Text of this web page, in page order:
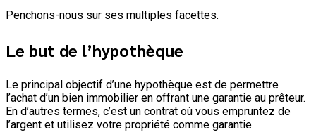
Penchons-nous sur ses multiples facettes.
Le but de l’hypothèque
Le principal objectif d’une hypothèque est de permettre
l’achat d’un bien immobilier en offrant une garantie au prêteur.
En d’autres termes, c’est un contrat où vous empruntez de
l’argent et utilisez votre propriété comme garantie.